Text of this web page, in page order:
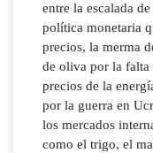
entre la escalada
política monetaria
precios, la merma
de oliva por la
precios de la
por la guerra en
los mercados
como el trigo, el